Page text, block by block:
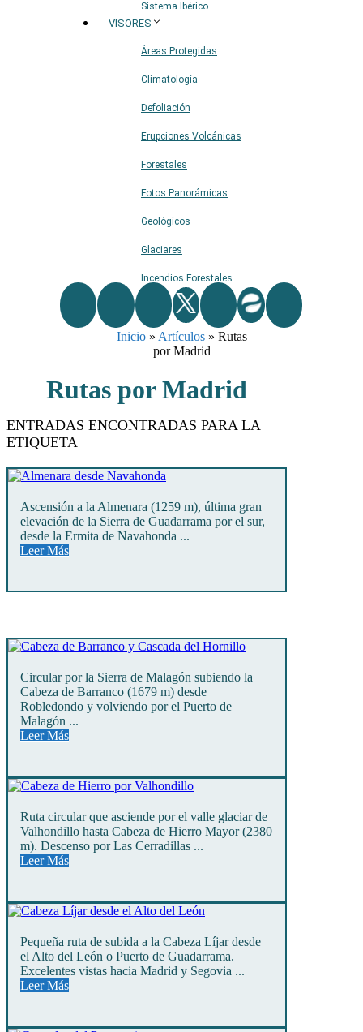
Sistema Ibérico
VISORES
Áreas Protegidas
Climatología
Defoliación
Erupciones Volcánicas
Forestales
Fotos Panorámicas
Geológicos
Glaciares
Incendios Forestales
Naturaleza
Ríos
Terremotos
Topográficos
Inicio» Artículos» Rutas
por Madrid
Rutas por Madrid
ENTRADAS ENCONTRADAS PARA LA
ETIQUETA
Ascensión a la Almenara (1259 m), última gran
elevación de la Sierra de Guadarrama por el sur,
desde la Ermita de Navahonda ...
Leer Más
Circular por la Sierra de Malagón subiendo la
Cabeza de Barranco (1679 m) desde
Robledondo y volviendo por el Puerto de
Malagón ...
Leer Más
Ruta circular que asciende por el valle glaciar de
Valhondillo hasta Cabeza de Hierro Mayor (2380
m). Descenso por Las Cerradillas ...
Leer Más
Pequeña ruta de subida a la Cabeza Líjar desde
el Alto del León o Puerto de Guadarrama.
Excelentes vistas hacia Madrid y Segovia ...
Leer Más